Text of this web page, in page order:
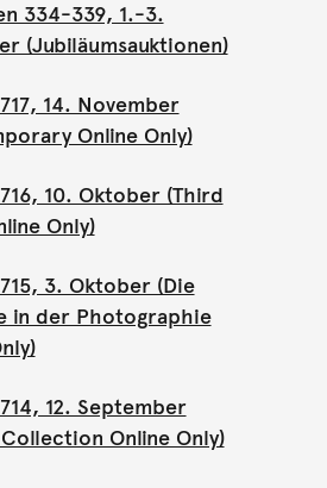
334-339, 1.-3.
(Jubiläumsauktionen)
14. November
Online Only)
10. Oktober (Third
Only)
3. Oktober (Die
in der Photographie
12. September
Online Only)